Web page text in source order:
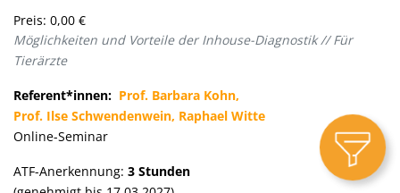
Preis: 0,00 €
Möglichkeiten und Vorteile der Inhouse-Diagnostik// Für
Tierärzte
Referent*innen: Prof. Barbara Kohn,
Prof. Ilse Schwendenwein, Raphael Witte
Online-Seminar
ATF-Anerkennung: 3 Stunden